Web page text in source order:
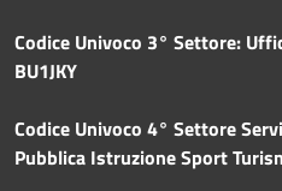
Codice Univoco 3° Settore:
BU1JKY
Codice Univoco 4° Settore
Pubblica Istruzione Sport